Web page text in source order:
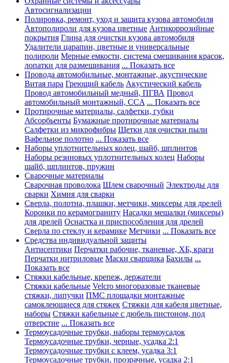
Автосигнализации
Полировка, ремонт, уход и защита кузова автомобиля
Автополироли для кузова цветные Антикоррозийные
покрытия Глина для очистки кузова автомобиля
Удалители царапин, цветные и универсальные
полироли Мерные емкости, система смешивания красок,
лопатки для размешивания ... Показать все
Провода автомобильные, монтажные, акустические
Витая пара Греющий кабель Акустический кабель
Провод автомобильный медный, ПГВА Провод
автомобильный монтажный, CCA ... Показать все
Протирочные материалы, салфетки, губки
Абсорбьенты Бумажные протирочные материалы
Салфетки из микрофибры Щетки для очистки пыли
Вафельное полотно ... Показать все
Наборы уплотнительных колец, шайб, шплинтов
Наборы резиновых уплотнительных колец Наборы
шайб, шплинтов, пружин
Сварочные материалы
Сварочная проволока Шлем сварочный Электроды для
сварки Химия для сварки
Сверла, полотна, плашки, метчики, миксеры для дрелей
Коронки по керамограниту Насадки мешалки (миксеры)
для дрелей Оснастка и приспособления для дрелей
Сверла по стеклу и керамике Метчики ... Показать все
Средства индивидуальной защиты
Антисептики Перчатки рабочие, тканевые, ХБ, краги
Перчатки нитриловые Маски сварщика Бахилы ...
Показать все
Стяжки кабельные, крепеж, держатели
Стяжки кабельные Velcro многоразовые тканевые
стяжки, липучки ПМС площадки монтажные
самоклеющиеся для стяжек Стяжки для кабеля цветные,
наборы Стяжки кабельные с дюбель пистоном, под
отверстие ... Показать все
Термоусадочные трубки, наборы термоусадок
Термоусадочные трубки, черные, усадка 2:1
Термоусадочные трубки с клеем, усадка 3:1
Термоусадочные трубки, прозрачные, усадка 2:1